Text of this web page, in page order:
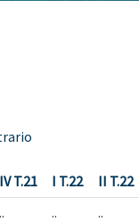
IV T.21 I T.22 II T.22
.. .. ..